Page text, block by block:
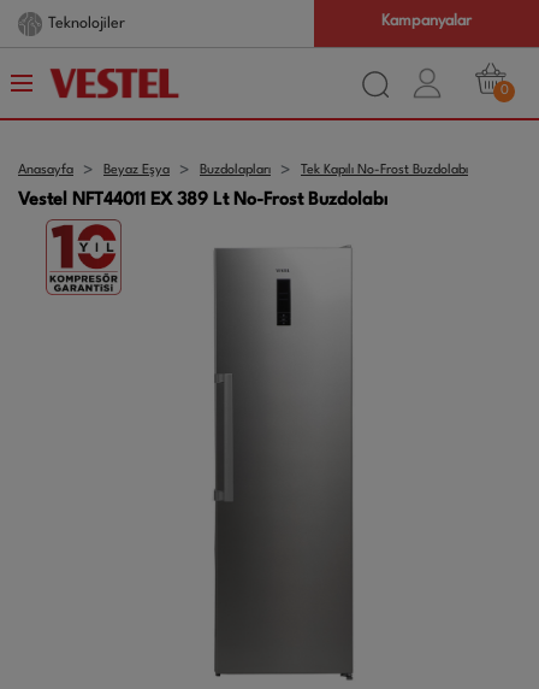
Teknolojiler Kampanyalar
0
Anasayfa Beyaz Eşya Buzdolapları Tek Kapılı No-Frost Buzdolabı
Vestel NFT44011 EX 389 Lt No-Frost Buzdolabı